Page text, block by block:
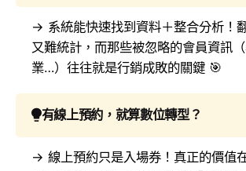
→ 系統能快速找到資料＋整合分析！
又難統計，而那些被忽略的會員資訊
業…）往往就是行銷成敗的關鍵 🎯
有線上預約，就算數位轉型？
→ 線上預約只是入場券！真正的價值